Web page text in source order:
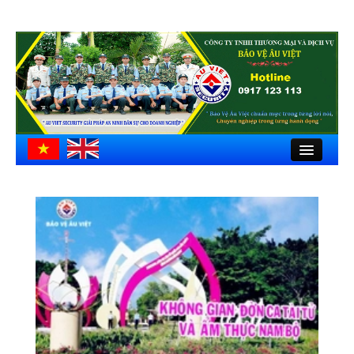
Trang chủ
Giới thiệu
Hồ sơ công ty